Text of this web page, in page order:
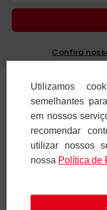
Confira
Institucional
Ajuda e Suporte
Televendas
Utilizamos
semelhantes
em nossos
recomendar
utilizar nossos
nossa Polí­tica de